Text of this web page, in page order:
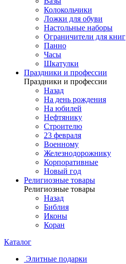
Колокольчики
Ложки для обуви
Настольные наборы
Ограничители для книг
Панно
Часы
Шкатулки
Праздники и профессии
Праздники и профессии
Назад
На день рождения
На юбилей
Нефтянику
Строителю
23 февраля
Военному
Железнодорожнику
Корпоративные
Новый год
Религиозные товары
Религиозные товары
Назад
Библия
Иконы
Коран
Каталог
Элитные подарки